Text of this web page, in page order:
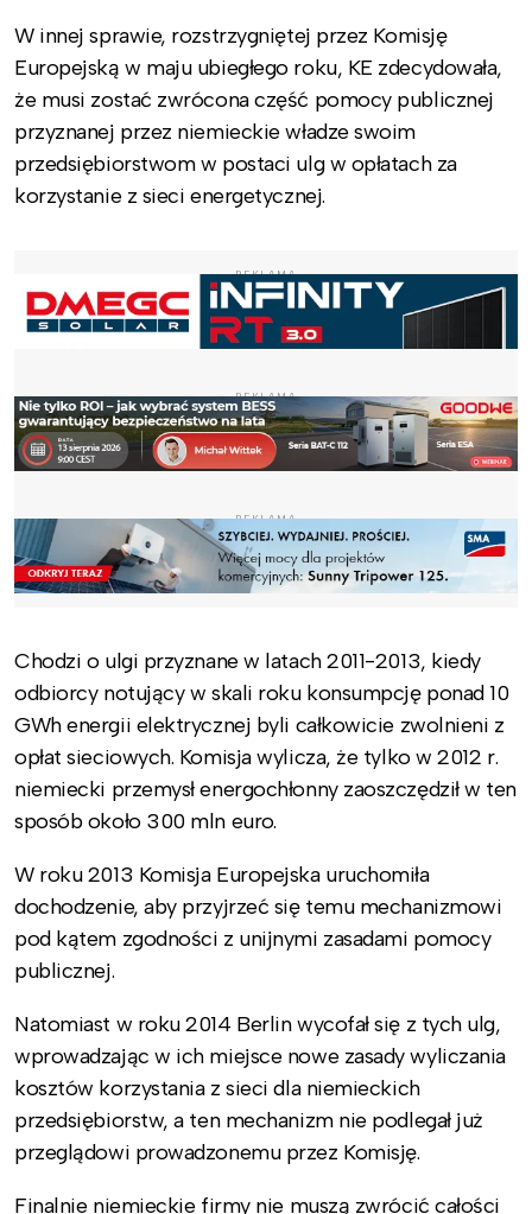
W innej sprawie, rozstrzygniętej przez Komisję
Europejską w maju ubiegłego roku, KE zdecydowała,
że musi zostać zwrócona część pomocy publicznej
przyznanej przez niemieckie władze swoim
przedsiębiorstwom w postaci ulg w opłatach za
korzystanie z sieci energetycznej.
REKLAMA
REKLAMA
REKLAMA
Chodzi o ulgi przyznane w latach 2011-2013, kiedy
odbiorcy notujący w skali roku konsumpcję ponad 10
GWh energii elektrycznej byli całkowicie zwolnieni z
opłat sieciowych. Komisja wylicza, że tylko w 2012 r.
niemiecki przemysł energochłonny zaoszczędził w ten
sposób około 300 mln euro.
W roku 2013 Komisja Europejska uruchomiła
dochodzenie, aby przyjrzeć się temu mechanizmowi
pod kątem zgodności z unijnymi zasadami pomocy
publicznej.
Natomiast w roku 2014 Berlin wycofał się z tych ulg,
wprowadzając w ich miejsce nowe zasady wyliczania
kosztów korzystania z sieci dla niemieckich
przedsiębiorstw, a ten mechanizm nie podlegał już
przeglądowi prowadzonemu przez Komisję.
Finalnie niemieckie firmy nie muszą zwrócić całości